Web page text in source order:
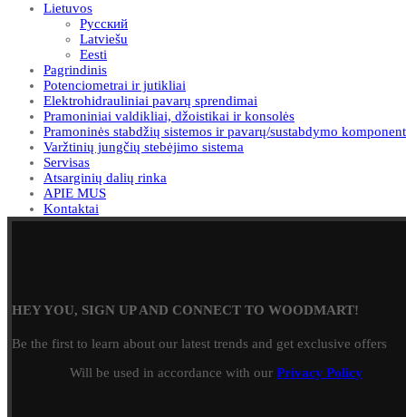
Lietuvos
Русский
Latviešu
Eesti
Pagrindinis
Potenciometrai ir jutikliai
Elektrohidrauliniai pavarų sprendimai
Pramoniniai valdikliai, džoistikai ir konsolės
Pramoninės stabdžių sistemos ir pavarų/sustabdymo
Varžtinių jungčių stebėjimo sistema
Servisas
Atsarginių dalių rinka
APIE MUS
Kontaktai
HEY YOU, SIGN UP AND CONNECT TO WOODMART!
Be the first to learn about our latest trends and get exclusive offers
Will be used in accordance with our Privacy Policy